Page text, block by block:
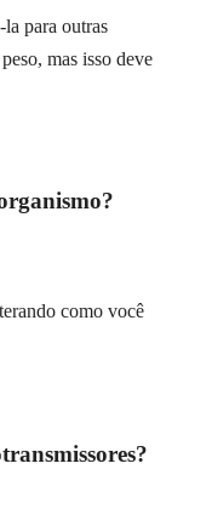
para outras
mas isso deve
como você